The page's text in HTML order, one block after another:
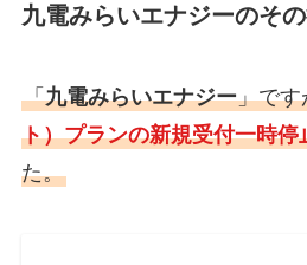
九電みらいエナジーのそ
「九電みらいエナジー」です
ト）プランの新規受付一時停
た。